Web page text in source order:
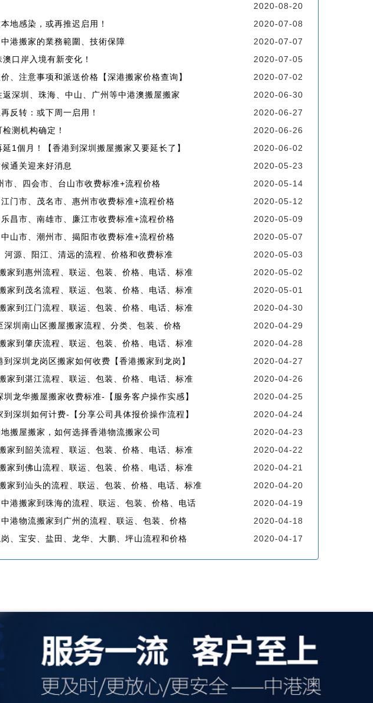
2020-08-20
地感染，或再推迟启用！
2020-07-08
港搬家的業務範圍、技術保障
2020-07-07
口岸入境有新变化！
2020-07-05
、注意事项和派送价格【深港搬家价格查询】
2020-07-02
深圳、珠海、中山、广州等中港澳搬屋搬家
2020-06-30
反转：或下周一启用！
2020-06-27
测机构确定！
2020-06-26
1個月！【香港到深圳搬屋搬家又要延长了】
2020-06-02
通关迎来好消息
2020-05-23
、四会市、台山市收费标准+流程价格
2020-05-14
门市、茂名市、惠州市收费标准+流程价格
2020-05-12
昌市、南雄市、廉江市收费标准+流程价格
2020-05-09
山市、潮州市、揭阳市收费标准+流程价格
2020-05-07
源、阳江、清远的流程、价格和收费标准
2020-05-03
家到惠州流程、联运、包装、价格、电话、标准
2020-05-02
家到茂名流程、联运、包装、价格、电话、标准
2020-05-01
家到江门流程、联运、包装、价格、电话、标准
2020-04-30
圳南山区搬屋搬家流程、分类、包装、价格
2020-04-29
家到肇庆流程、联运、包装、价格、电话、标准
2020-04-28
深圳龙岗区搬家如何收费【香港搬家到龙岗】
2020-04-27
家到湛江流程、联运、包装、价格、电话、标准
2020-04-26
龙华搬屋搬家收费标准-【服务客户操作实感】
2020-04-25
深圳如何计费-【分享公司具体报价操作流程】
2020-04-24
搬屋搬家，如何选择香港物流搬家公司
2020-04-23
家到韶关流程、联运、包装、价格、电话、标准
2020-04-22
家到佛山流程、联运、包装、价格、电话、标准
2020-04-21
家到汕头的流程、联运、包装、价格、电话、标准
2020-04-20
港搬家到珠海的流程、联运、包装、价格、电话
2020-04-19
港物流搬家到广州的流程、联运、包装、价格
2020-04-18
、宝安、盐田、龙华、大鹏、坪山流程和价格
2020-04-17